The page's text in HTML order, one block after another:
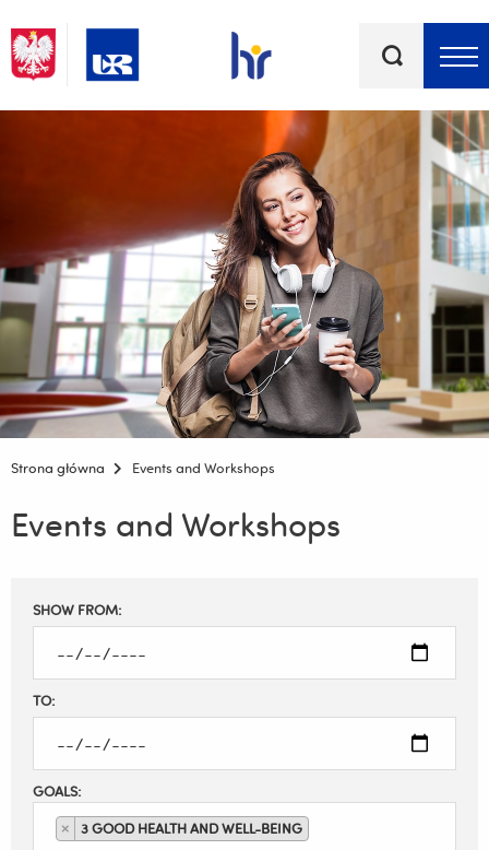
Strona główna Events and Workshops
Events and Workshops
Filter
results
SHOW FROM:
TO:
GOALS:
× 3 GOOD HEALTH AND WELL-BEING